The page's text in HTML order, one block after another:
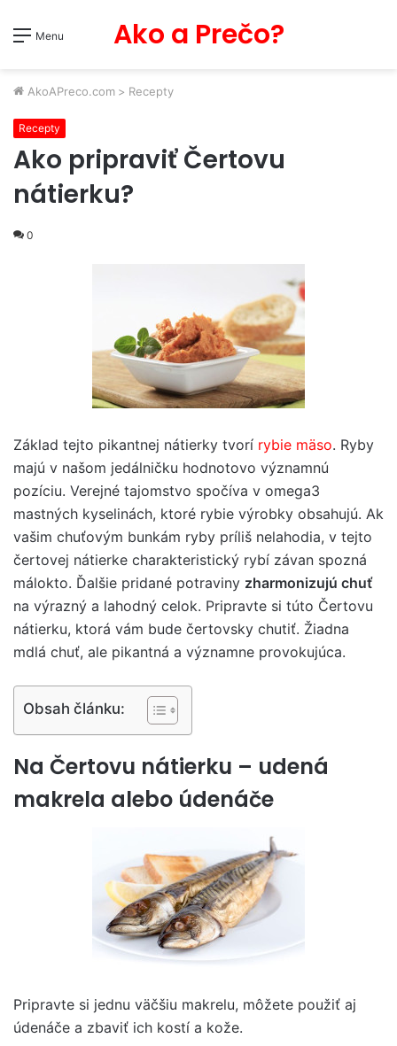
Menu Ako a Prečo?
AkoAPreco.com > Recepty
Recepty
Ako pripraviť Čertovu
nátierku?
0
Základ tejto pikantnej nátierky tvorí rybie mäso. Ryby
majú v našom jedálničku hodnotovo významnú
pozíciu. Verejné tajomstvo spočíva v omega3
mastných kyselinách, ktoré rybie výrobky obsahujú. Ak
vašim chuťovým bunkám ryby príliš nelahodia, v tejto
čertovej nátierke charakteristický rybí závan spozná
málokto. Ďalšie pridané potraviny zharmonizujú chuť
na výrazný a lahodný celok. Pripravte si túto Čertovu
nátierku, ktorá vám bude čertovsky chutiť. Žiadna
mdlá chuť, ale pikantná a významne provokujúca.
Obsah článku:
Na Čertovu nátierku – udená
makrela alebo údenáče
Pripravte si jednu väčšiu makrelu, môžete použiť aj
údenáče a zbaviť ich kostí a kože.